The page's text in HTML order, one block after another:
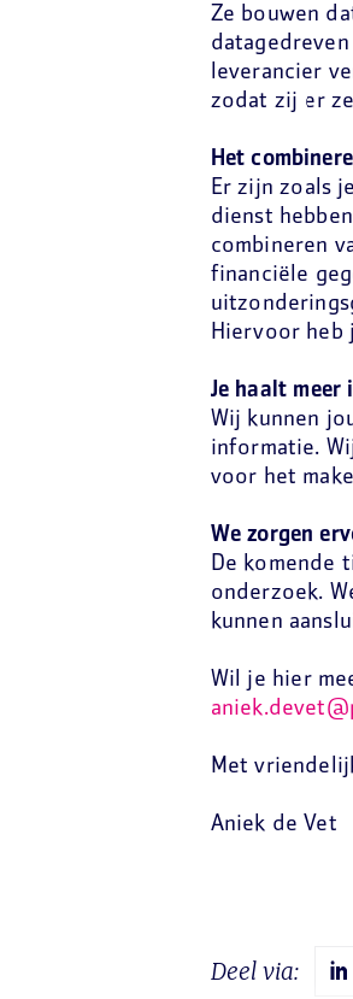
Ze bouwen
leverancier
zodat zij er
Het
Er zijn zoals
dienst
combineren
financiële
Hiervoor heb
Je haalt
Wij kunnen
informatie.
voor het
We zorgen
De komende
onderzoek.
kunnen
Wil je hier
Met
Aniek de Vet
Deel via: